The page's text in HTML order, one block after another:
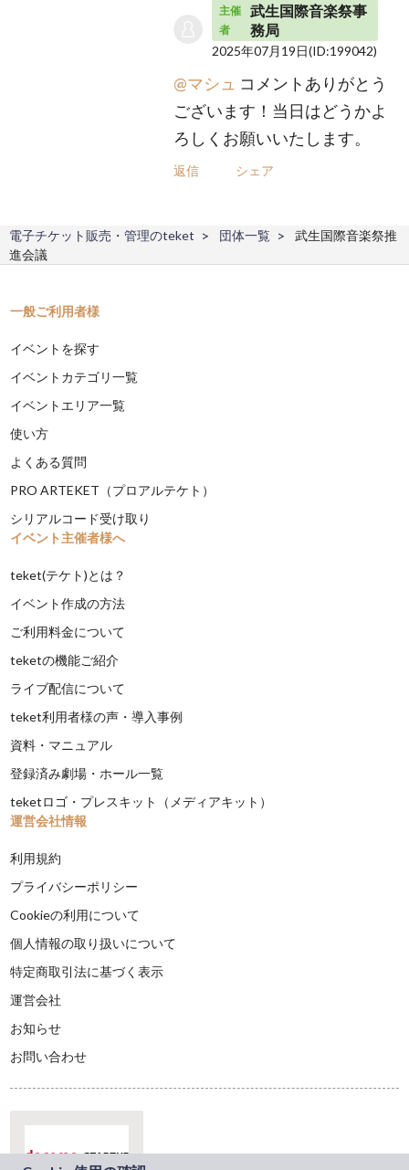
主催
者
武生国際音楽祭事
務局
2025年07月19日(ID:199042)
@マシュ コメントありがとう
ございます！当日はどうかよ
ろしくお願いいたします。
返信 シェア
電子チケット販売・管理のteket 団体一覧
武生国際音楽祭推
進会議
一般ご利用者様
イベントを探す
イベントカテゴリ一覧
イベントエリア一覧
使い方
よくある質問
PRO ARTEKET（プロアルテケト）
シリアルコード受け取り
イベント主催者様へ
teket(テケト)とは？
イベント作成の方法
ご利用料金について
teketの機能ご紹介
ライブ配信について
teket利用者様の声・導入事例
資料・マニュアル
登録済み劇場・ホール一覧
teketロゴ・プレスキット（メディアキット）
運営会社情報
利用規約
プライバシーポリシー
Cookieの利用について
個人情報の取り扱いについて
特定商取引法に基づく表示
運営会社
お知らせ
お問い合わせ